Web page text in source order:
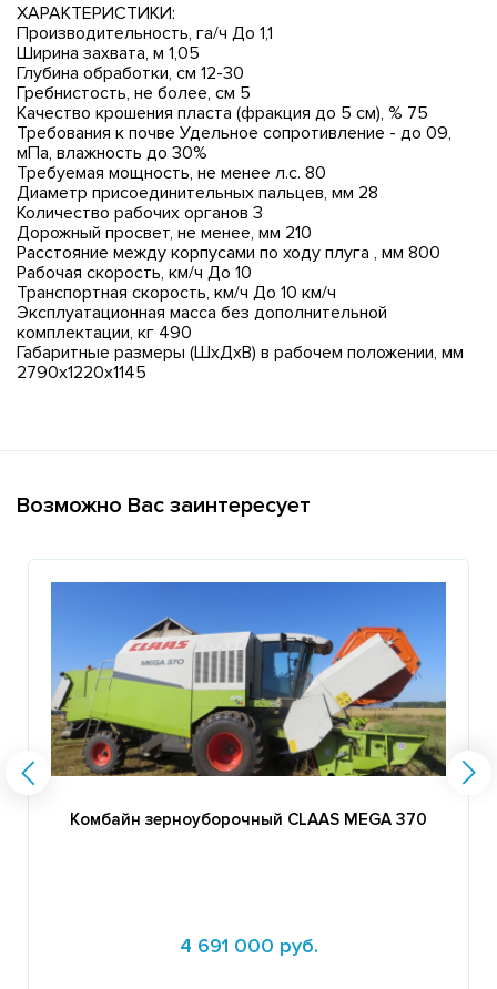
ХАРАКТЕРИСТИКИ:
Производительность, га/ч До 1,1
Ширина захвата, м 1,05
Глубина обработки, см 12-30
Гребнистость, не более, см 5
Качество крошения пласта (фракция до 5 см), % 75
Требования к почве Удельное сопротивление - до 09,
мПа, влажность до 30%
Требуемая мощность, не менее л.с. 80
Диаметр присоединительных пальцев, мм 28
Количество рабочих органов 3
Дорожный просвет, не менее, мм 210
Расстояние между корпусами по ходу плуга , мм 800
Рабочая скорость, км/ч До 10
Транспортная скорость, км/ч До 10 км/ч
Эксплуатационная масса без дополнительной
комплектации, кг 490
Габаритные размеры (ШхДхВ) в рабочем положении, мм
2790х1220х1145
Возможно Вас заинтересует
Комбайн зерноуборочный CLAAS MEGA 370
4 691 000 руб.